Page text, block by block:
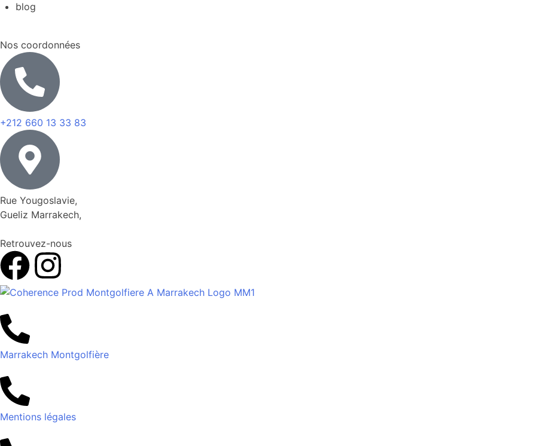
blog
Nos coordonnées
+212 660 13 33 83
Rue Yougoslavie,
Gueliz Marrakech,
Retrouvez-nous
Marrakech Montgolfière
Mentions légales